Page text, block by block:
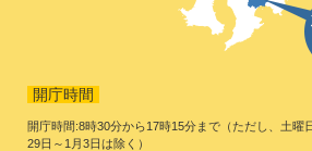
開庁時間
開庁時間:8時30分から17時15分まで（ただし、土曜
29日～1月3日は除く）